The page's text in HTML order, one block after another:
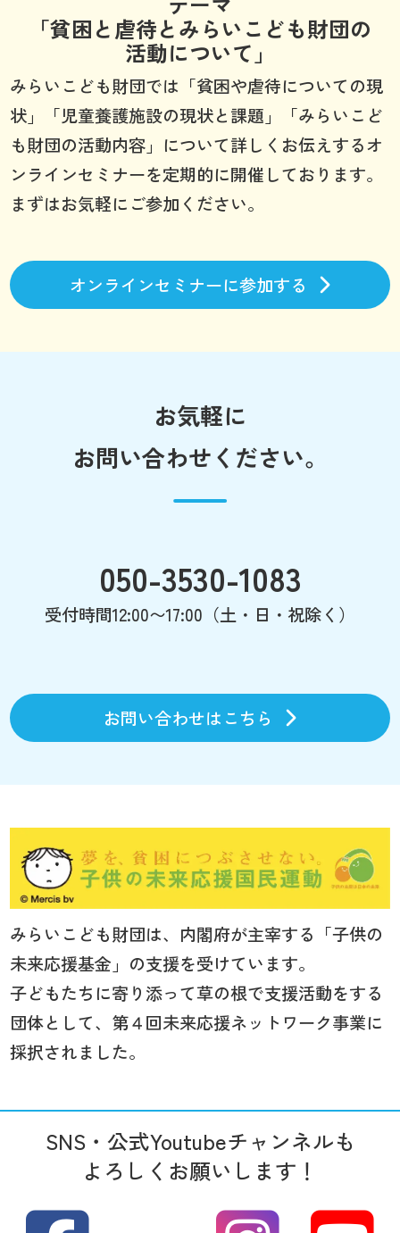
「貧困と虐待とみらいこども財団の
活動について」
みらいこども財団では「貧困や虐待についての現
状」「児童養護施設の現状と課題」「みらいこど
も財団の活動内容」について詳しくお伝えするオ
ンラインセミナーを定期的に開催しております。
まずはお気軽にご参加ください。
オンラインセミナーに参加する
お気軽に
お問い合わせください。
050-3530-1083
受付時間12:00〜17:00（土・日・祝除く）
お問い合わせはこちら
みらいこども財団は、内閣府が主宰する「子供の
未来応援基金」の支援を受けています。
子どもたちに寄り添って草の根で支援活動をする
団体として、第４回未来応援ネットワーク事業に
採択されました。
SNS・公式Youtubeチャンネルも
よろしくお願いします！